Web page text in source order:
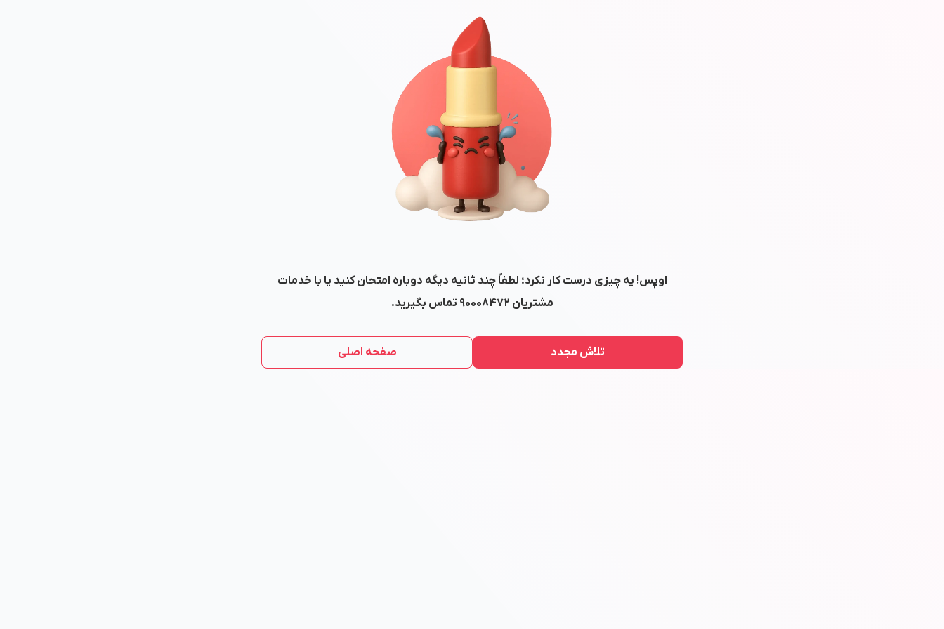
اوپس! یه چیزی درست کار نکرد؛ لطفاً چند ثانیه دیگه دوباره امتحان کنید یا با خدمات
مشتریان ۹۰۰۰۸۴۷۲ تماس بگیرید.
تلاش مجدد صفحه اصلی